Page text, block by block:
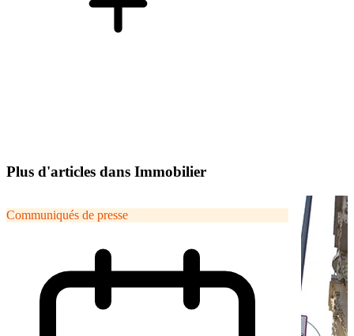
Plus d'articles dans Immobilier
Communiqués de presse